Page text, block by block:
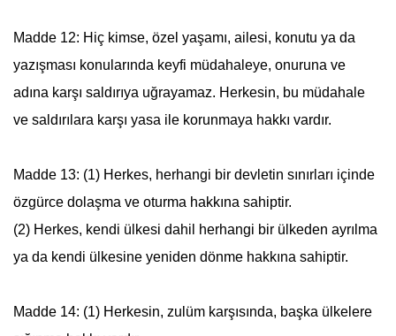
Madde 12: Hiç kimse, özel yaşamı, ailesi, konutu ya da
yazışması konularında keyfi müdahaleye, onuruna ve
adına karşı saldırıya uğrayamaz. Herkesin, bu müdahale
ve saldırılara karşı yasa ile korunmaya hakkı vardır.
Madde 13: (1) Herkes, herhangi bir devletin sınırları içinde
özgürce dolaşma ve oturma hakkına sahiptir.
(2) Herkes, kendi ülkesi dahil herhangi bir ülkeden ayrılma
ya da kendi ülkesine yeniden dönme hakkına sahiptir.
Madde 14: (1) Herkesin, zulüm karşısında, başka ülkelere